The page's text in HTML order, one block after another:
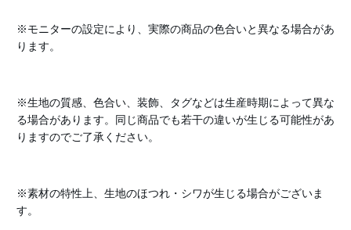
※モニターの設定により、実際の商品の色合いと異なる場合があ
ります。
※生地の質感、色合い、装飾、タグなどは生産時期によって異な
る場合があります。同じ商品でも若干の違いが生じる可能性があ
りますのでご了承ください。
※素材の特性上、生地のほつれ・シワが生じる場合がございま
す。